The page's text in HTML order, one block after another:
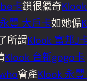
卡鎖很獵奇
豐 大戶卡如她偏
所謂Klook 富邦J
Klook 台新gogo卡
會產Klook 永